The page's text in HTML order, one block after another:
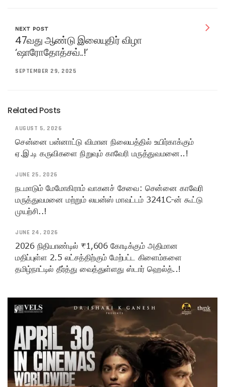
NEXT POST
47வது ஆண்டு இலையுதிர் விழா
‘ஷாரோதோத்சவ்..!’
SEPTEMBER 29, 2025
Related Posts
AUGUST 5, 2026
சென்னை பன்னாட்டு விமான நிலையத்தில் உயிர்காக்கும்
ஏ.இ.டி கருவிகளை நிறுவும் காவேரி மருத்துவமனை..!
JUNE 25, 2026
நடமாடும் மேமோகிராம் வாகனச் சேவை: சென்னை காவேரி
மருத்துவமனை மற்றும் லயன்ஸ் மாவட்டம் 3241C-ன் கூட்டு
முயற்சி..!
JUNE 24, 2026
2026 நிதியாண்டில் ₹1,606 கோடிக்கும் அதிமான
மதிப்புள்ள 2.5 லட்சத்திற்கும் மேற்பட்ட கிளைம்களை
தமிழ்நாட்டில் தீர்த்து வைத்துள்ளது ஸ்டார் ஹெல்த்..!